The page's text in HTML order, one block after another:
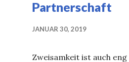
Partnerschaft
JANUAR 30, 2019
Zweisamkeit ist auch